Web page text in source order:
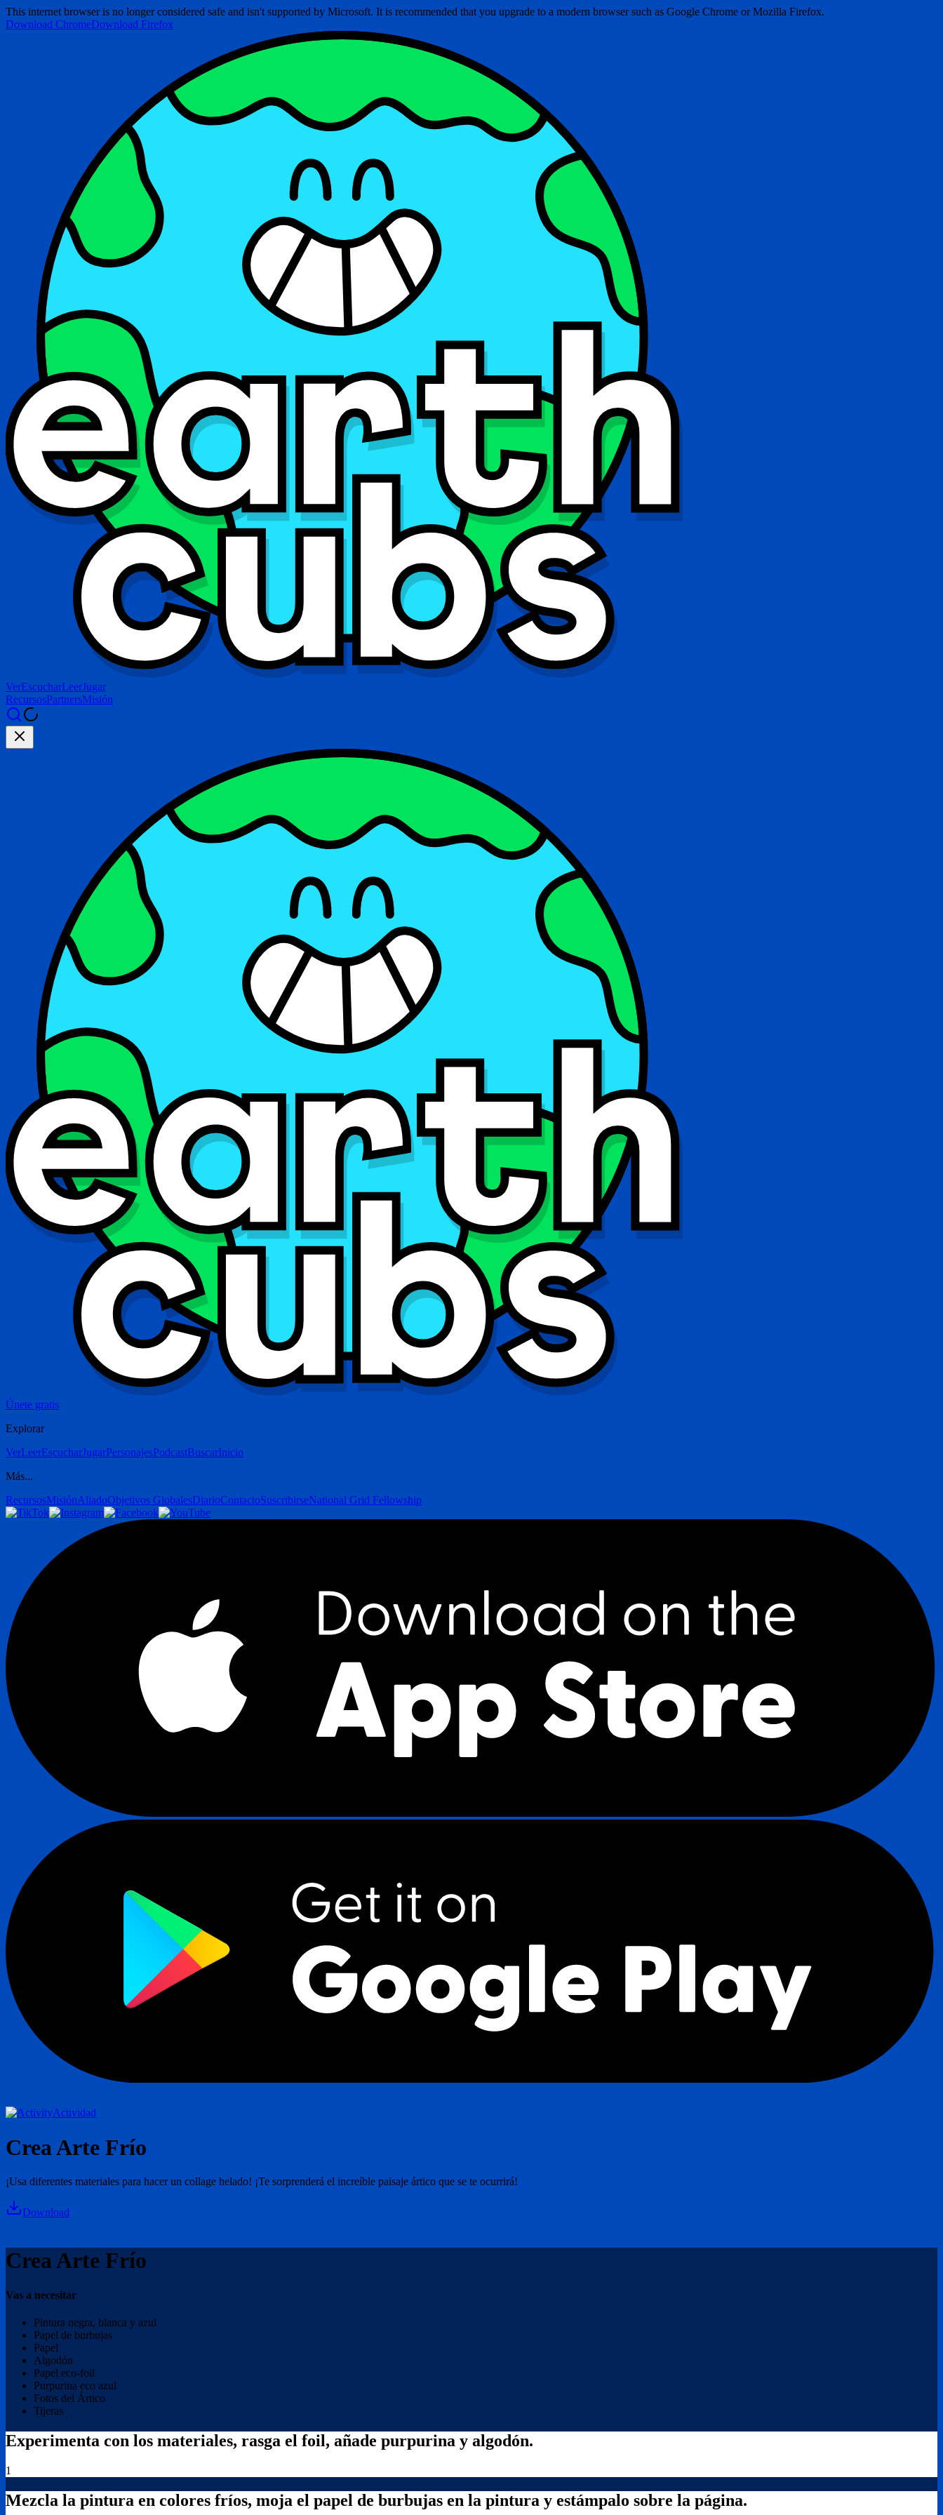
This internet browser is no longer considered safe and isn't supported by Microsoft. It is recommended that you upgrade to a modern browser such as Google Chrome or Mozilla Firefox.
Download ChromeDownload Firefox
VerEscucharLeerJugar
RecursosPartnersMisión
Únete gratis
Explorar
VerLeerEscucharJugarPersonajesPodcastBuscarInicio
Más...
RecursosMisiónAliadoObjetivos GlobalesDiarioContactoSuscribirseNational Grid Fellowship
Actividad
Crea Arte Frío
¡Usa diferentes materiales para hacer un collage helado! ¡Te sorprenderá el increíble paisaje ártico que se te ocurrirá!
Download
Crea Arte Frío
Vas a necesitar
Pintura negra, blanca y azul
Papel de burbujas
Papel
Algodón
Papel eco-foil
Purpurina eco azul
Fotos del Ártico
Tijeras
Experimenta con los materiales, rasga el foil, añade purpurina y algodón.
1
Mezcla la pintura en colores fríos, moja el papel de burbujas en la pintura y estámpalo sobre la página.